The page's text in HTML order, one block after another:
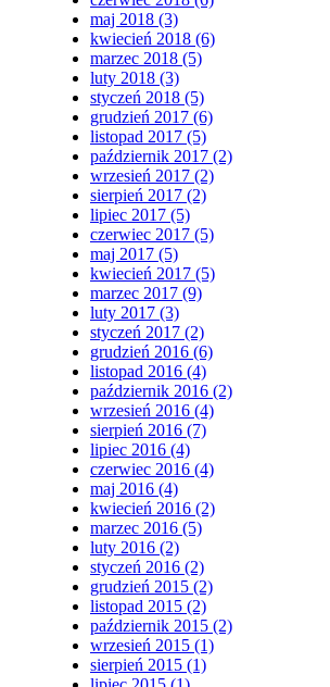
maj 2018 (3)
kwiecień 2018 (6)
marzec 2018 (5)
luty 2018 (3)
styczeń 2018 (5)
grudzień 2017 (6)
listopad 2017 (5)
październik 2017 (2)
wrzesień 2017 (2)
sierpień 2017 (2)
lipiec 2017 (5)
czerwiec 2017 (5)
maj 2017 (5)
kwiecień 2017 (5)
marzec 2017 (9)
luty 2017 (3)
styczeń 2017 (2)
grudzień 2016 (6)
listopad 2016 (4)
październik 2016 (2)
wrzesień 2016 (4)
sierpień 2016 (7)
lipiec 2016 (4)
czerwiec 2016 (4)
maj 2016 (4)
kwiecień 2016 (2)
marzec 2016 (5)
luty 2016 (2)
styczeń 2016 (2)
grudzień 2015 (2)
listopad 2015 (2)
październik 2015 (2)
wrzesień 2015 (1)
sierpień 2015 (1)